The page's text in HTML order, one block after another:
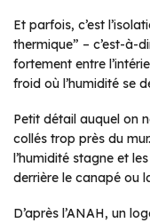
Et parfois, c’est
thermique” – c’est-à-
fortement entre
froid où l’humidité se
Petit détail auquel on
collés trop près du
l’humidité stagne et
derrière le canapé ou
D’après l’ANAH, un